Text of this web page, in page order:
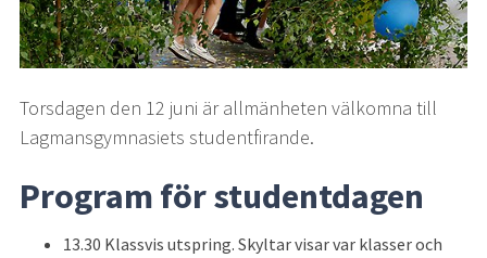
Torsdagen den 12 juni är allmänheten välkomna till
Lagmansgymnasiets studentfirande.
Program för studentdagen
13.30 Klassvis utspring. Skyltar visar var klasser och